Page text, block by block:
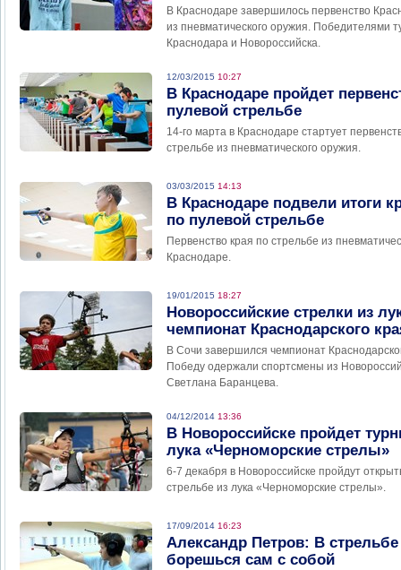
В Краснодаре завершилось первенство
из пневматического оружия. Победителями
Краснодара и Новороссийска.
12/03/2015 10:27
В Краснодаре пройдет
пулевой стрельбе
14-го марта в Краснодаре стартует
стрельбе из пневматического оружия.
03/03/2015 14:13
В Краснодаре подвели итоги
по пулевой стрельбе
Первенство края по стрельбе из
Краснодаре.
19/01/2015 18:27
Новороссийские стрелки из
чемпионат Краснодарского
В Сочи завершился чемпионат
Победу одержали спортсмены из
Светлана Баранцева.
04/12/2014 13:36
В Новороссийске пройдет
лука «Черноморские стрелы»
6-7 декабря в Новороссийске пройдут
стрельбе из лука «Черноморские стрелы».
17/09/2014 16:23
Александр Петров: В
борешься сам с собой